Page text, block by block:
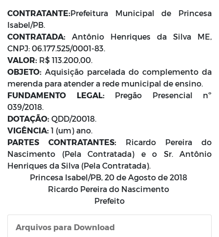
CONTRATANTE:Prefeitura Municipal de Princesa
Isabel/PB.
CONTRATADA: Antônio Henriques da Silva ME,
CNPJ: 06.177.525/0001-83.
VALOR: R$ 113.200,00.
OBJETO: Aquisição parcelada do complemento da
merenda para atender a rede municipal de ensino.
FUNDAMENTO LEGAL:Pregão Presencial nº
039/2018.
DOTAÇÃO: QDD/20018.
VIGÊNCIA: 1 (um) ano.
PARTES CONTRATANTES: Ricardo Pereira do
Nascimento (Pela Contratada) e o Sr. Antônio
Henriques da Silva (Pela Contratada).
Princesa Isabel/PB, 20 de Agosto de 2018
Ricardo Pereira do Nascimento
Prefeito
Arquivos para Download